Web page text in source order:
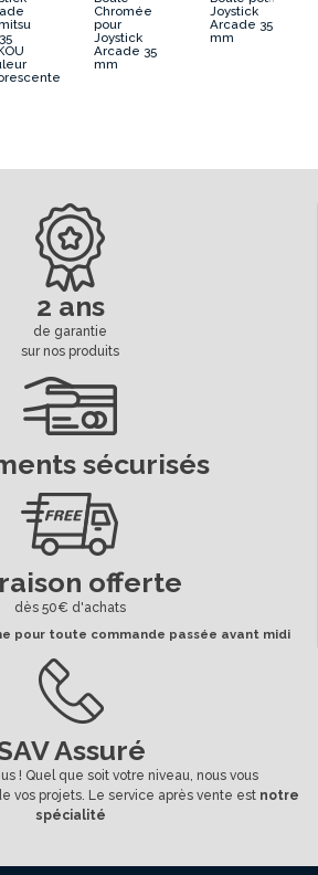
Chromée
pour
Joystick
Arcade 35
mm
Joystick
Arcade 35
mm
2 ans
de garantie
sur nos produits
sécurisés
offerte
dès 50€ d'achats
pour toute commande passée avant midi
Assuré
! Quel que soit votre niveau, nous vous
vos projets. Le service après vente est notre
spécialité